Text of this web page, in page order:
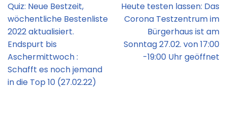
Quiz: Neue Bestzeit,
wöchentliche Bestenliste
2022 aktualisiert.
Endspurt bis
Aschermittwoch :
Schafft es noch jemand
in die Top 10 (27.02.22)
Heute testen lassen: Das
Corona Testzentrum im
Bürgerhaus ist am
Sonntag 27.02. von 17:00
-19:00 Uhr geöffnet